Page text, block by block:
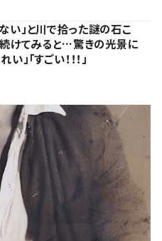
い」と川で拾った謎の石こ
続けてみると…驚きの光景に
」「すごい！！！」